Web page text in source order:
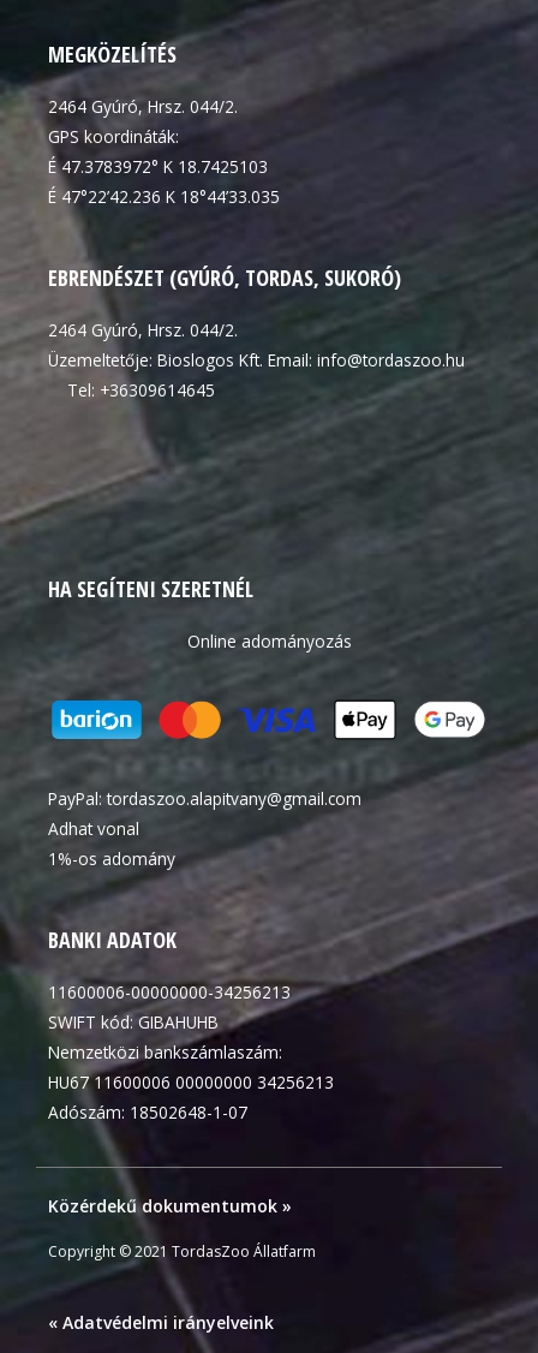
MEGKÖZELÍTÉS
2464 Gyúró, Hrsz. 044/2.
GPS koordináták:
É 47.3783972° K 18.7425103
É 47°22’42.236 K 18°44’33.035
EBRENDÉSZET (GYÚRÓ, TORDAS, SUKORÓ)
2464 Gyúró, Hrsz. 044/2.
Üzemeltetője: Bioslogos Kft. Email: info@tordaszoo.hu
Tel: +36309614645
HA SEGÍTENI SZERETNÉL
Online adományozás
PayPal:tordaszoo.alapitvany@gmail.com
Adhat vonal
1%-os adomány
BANKI ADATOK
11600006-00000000-34256213
SWIFT kód: GIBAHUHB
Nemzetközi bankszámlaszám:
HU67 11600006 00000000 34256213
Adószám: 18502648-1-07
Közérdekű dokumentumok »
Copyright © 2021 TordasZoo Állatfarm
« Adatvédelmi irányelveink